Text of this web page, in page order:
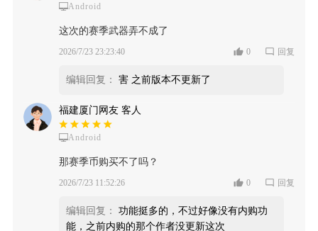
Android
这次的赛季武器弄不成了
2026/7/23 23:23:40 0 回复
编辑回复： 害 之前版本不更新了
福建厦门网友 客人
Android
那赛季币购买不了吗？
2026/7/23 11:52:26 0 回复
编辑回复：
功能挺多的，不过好像没有内购功
能，之前内购的那个作者没更新这次